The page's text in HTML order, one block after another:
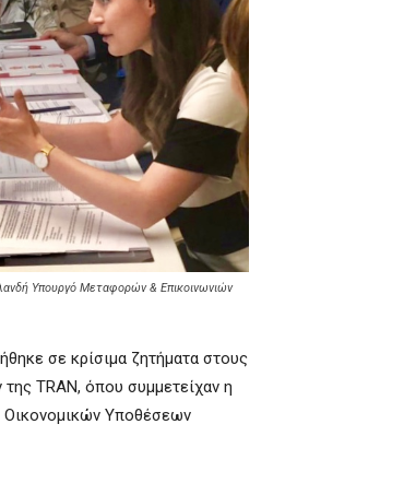
Υπουργό Μεταφορών & Επικοινωνιών
σε κρίσιμα ζητήματα στους
TRAN, όπου συμμετείχαν η
Οικονομικών Υποθέσεων